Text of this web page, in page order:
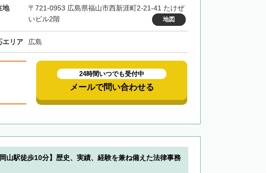
地
〒721-0953 広島県福山市西新涯町2-21-41 たけぜ
いビル2階
地図
エリア 広島
24時間いつでも受付中
メールで問い合わせる
岡山駅徒歩10分】歴史、実績、経験を兼ね備えた法律事務